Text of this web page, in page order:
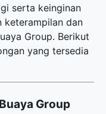
serta keinginan
keterampilan dan
Group. Berikut
yang tersedia
Group